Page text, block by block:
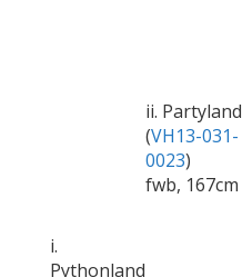
i.
Pythonland
ii. Partyland
(VH13-031-
0023)
fwb, 167cm